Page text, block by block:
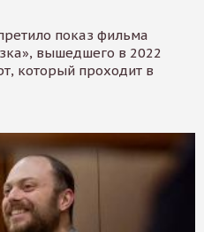
показ фильма
вышедшего в 2022
который проходит в